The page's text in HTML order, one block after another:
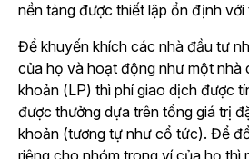
nền tảng được thiết lập ổn định với
Để khuyến khích các nhà đầu tư
của họ và hoạt động như một nhà
khoản (LP) thì phí giao dịch được
được thưởng dựa trên tổng giá trị
khoản (tương tự như cổ tức). Để
riêng cho nhóm trong ví của họ thì